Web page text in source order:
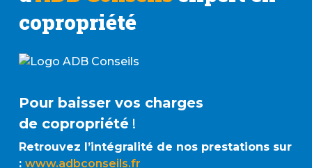
copropriété
Pour baisser vos charges
de copropriété!
Retrouvez l’intégralité de nos prestations sur
: www.adbconseils.fr